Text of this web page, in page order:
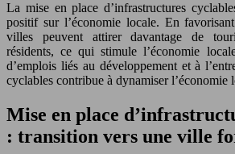
La mise en place d’infrastructures
positif sur l’économie locale. En
villes peuvent attirer davantage de
résidents, ce qui stimule l’économie
d’emplois liés au développement et à
cyclables contribue à dynamiser l’économie
Mise en place
: transition vers une ville